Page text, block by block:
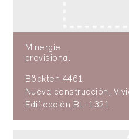
Minergie
provisional
Böckten 4461
Nueva construcción,
Edificación BL-1321